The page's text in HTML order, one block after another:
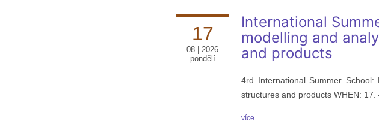
17
08 | 2026
pondělí
International
modelling and
and products
4rd International Summer
structures and products WHEN:
více